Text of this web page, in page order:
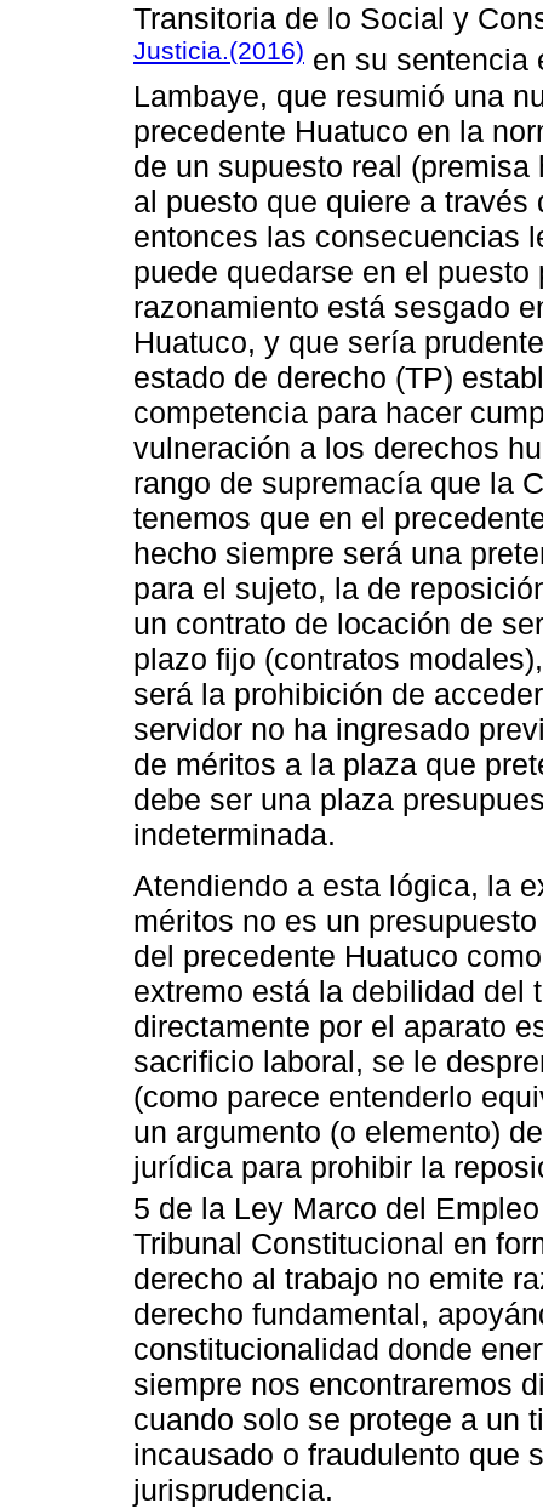
Transitoria de lo Social y
Justicia.(2016) en su sentencia
Lambaye, que resumió una
precedente Huatuco en la
de un supuesto real
al puesto que quiere a
entonces las consecuencias
puede quedarse en el
razonamiento está sesgado
Huatuco, y que sería
estado de derecho (TP)
competencia para hacer
vulneración a los derechos
rango de supremacía que la
tenemos que en el
hecho siempre será una
para el sujeto, la de
un contrato de locación de
plazo fijo (contratos
será la prohibición de
servidor no ha ingresado
de méritos a la plaza que
debe ser una plaza
indeterminada.
Atendiendo a esta lógica, la
méritos no es un
del precedente Huatuco
extremo está la debilidad del
directamente por el aparato
sacrificio laboral, se le
(como parece entenderlo
un argumento (o elemento)
jurídica para prohibir la
5 de la Ley Marco del
Tribunal Constitucional en
derecho al trabajo no emite
derecho fundamental,
constitucionalidad donde
siempre nos encontraremos
cuando solo se protege a un
incausado o fraudulento que
jurisprudencia.